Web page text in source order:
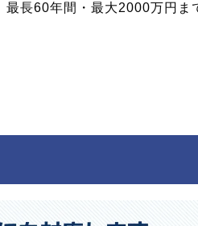
長60年間・最大2000万円ま